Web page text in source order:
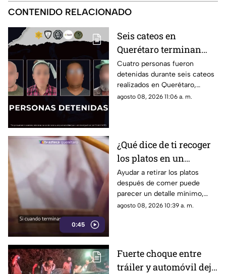
CONTENIDO RELACIONADO
Seis cateos en
Querétaro terminan
con cuatro detenidos y
el aseguramiento de
presuntas dr0gas
Cuatro personas fueron
detenidas durante seis cateos
realizados en Querétaro,
donde también se localizaron
agosto 08, 2026 11:06 a. m.
0:45
¿Qué dice de ti recoger
los platos en un
restaurante? Este
pequeño gesto podría
revelar algunos rasgos
de tu personalidad
Ayudar a retirar los platos
después de comer puede
parecer un detalle mínimo,
pero este comportamiento
agosto 08, 2026 10:39 a. m.
Fuerte choque entre
tráiler y automóvil deja